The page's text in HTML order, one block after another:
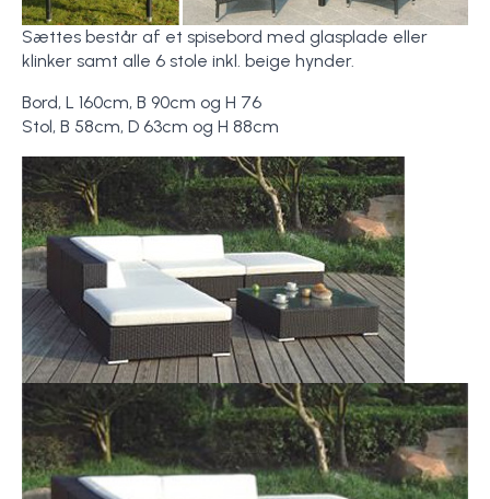
Sættes består af et spisebord med glasplade eller
klinker samt alle 6 stole inkl. beige hynder.
Bord, L 160cm, B 90cm og H 76
Stol, B 58cm, D 63cm og H 88cm